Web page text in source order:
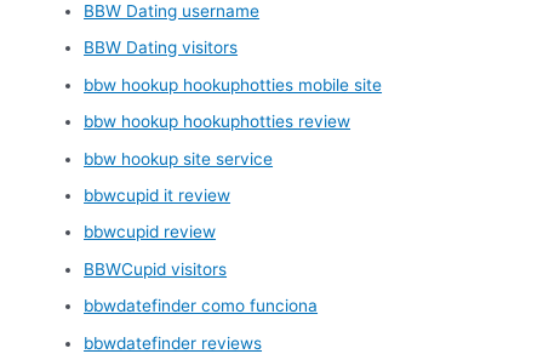
BBW Dating username
BBW Dating visitors
bbw hookup hookuphotties mobile site
bbw hookup hookuphotties review
bbw hookup site service
bbwcupid it review
bbwcupid review
BBWCupid visitors
bbwdatefinder como funciona
bbwdatefinder reviews